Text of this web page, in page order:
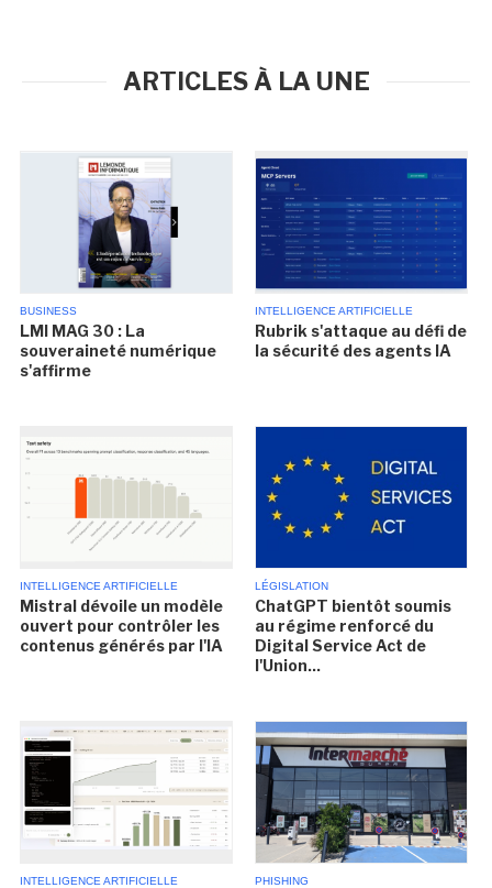
ARTICLES À LA UNE
BUSINESS
LMI MAG 30 : La
souveraineté numérique
s'affirme
INTELLIGENCE ARTIFICIELLE
Rubrik s'attaque au défi de
la sécurité des agents IA
INTELLIGENCE ARTIFICIELLE
Mistral dévoile un modèle
ouvert pour contrôler les
contenus générés par l'IA
LÉGISLATION
ChatGPT bientôt soumis
au régime renforcé du
Digital Service Act de
l'Union...
INTELLIGENCE ARTIFICIELLE PHISHING